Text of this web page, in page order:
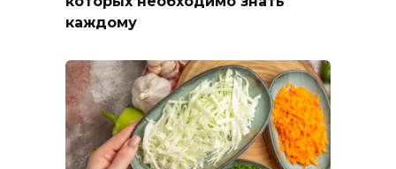
каждому